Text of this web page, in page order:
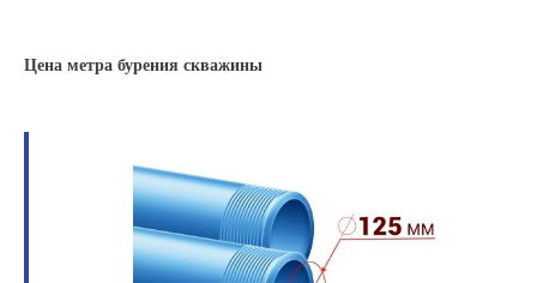
Цена метра бурения скважины